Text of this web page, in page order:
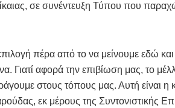
σε συνέντευξη Τύπου που
πέρα από το να μείνουμε εδώ
Γιατί αφορά την επιβίωση μας, το
στους τόπους μας. Αυτή είναι η
εκ μέρους της Συντονιστικής